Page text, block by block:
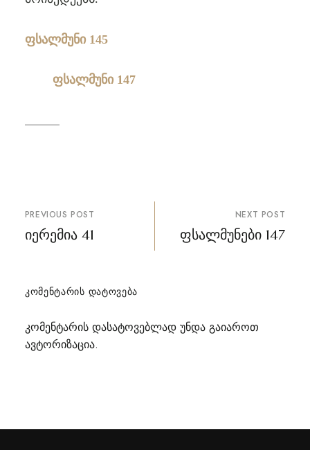
ფსალმუნი 145
ფსალმუნი 147
პოსტის
ნავიგაცია
PREVIOUS POST
იერემია 41
NEXT POST
ფსალმუნები 147
ᲙᲝᲛᲔᲜᲢᲐᲠᲘᲡ ᲓᲐᲢᲝᲕᲔᲑᲐ
კომენტარის დასატოვებლად უნდა გაიაროთ
ავტორიზაცია.